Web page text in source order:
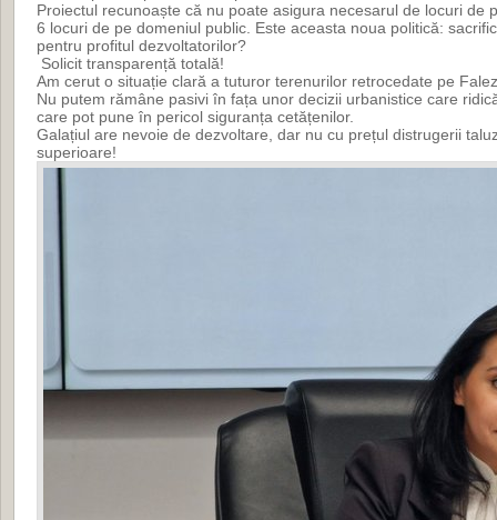
Proiectul recunoaște că nu poate asigura necesarul de locuri de
6 locuri de pe domeniul public. Este aceasta noua politică:
pentru profitul dezvoltatorilor?
Solicit transparență totală!
Am cerut o situație clară a tuturor terenurilor retrocedate pe
Nu putem rămâne pasivi în fața unor decizii urbanistice care
care pot pune în pericol siguranța cetățenilor.
Galațiul are nevoie de dezvoltare, dar nu cu prețul distrugerii
superioare!